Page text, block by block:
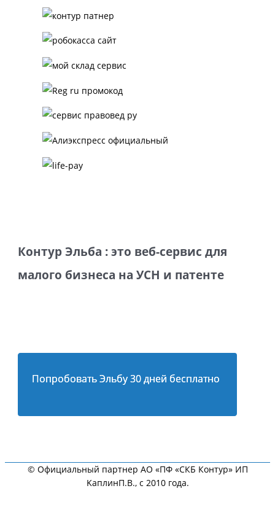
Контур Эльба : это веб-сервис для
малого бизнеса на УСН и патенте
Попробовать Эльбу 30 дней бесплатно
© Официальный партнер АО «ПФ «СКБ Контур» ИП
KaплинП.В., с 2010 года.